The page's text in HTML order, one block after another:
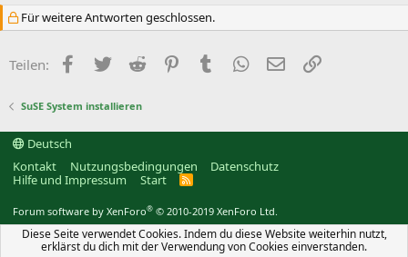
Für weitere Antworten geschlossen.
Teilen: Facebook
TwitterReddit PinterestTumblr WhatsApp
E-MailLink
SuSE System installieren
Deutsch
Kontakt
Nutzungsbedingungen
Datenschutz
Hilfe und Impressum
Start
R
Forum software by XenForo® © 2010-2019 XenForo Ltd.
Diese Seite verwendet Cookies. Indem du diese Website weiterhin nutzt,
erklärst du dich mit der Verwendung von Cookies einverstanden.